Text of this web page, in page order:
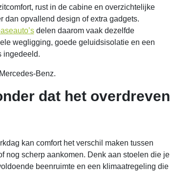
rust in de cabine en overzichtelijke
dan opvallend design of extra gadgets.
delen daarom vaak dezelfde
wegligging, goede geluidsisolatie en een
ingedeeld.
Benz.
dat het overdreven
kan comfort het verschil maken tussen
nog scherp aankomen. Denk aan stoelen die je
beenruimte en een klimaatregeling die